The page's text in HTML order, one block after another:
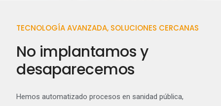
TECNOLOGÍA AVANZADA, SOLUCIONES CERCANAS
No implantamos y
desaparecemos
Hemos automatizado procesos en sanidad pública,